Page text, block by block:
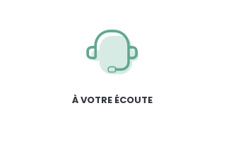
À VOTRE ÉCOUTE